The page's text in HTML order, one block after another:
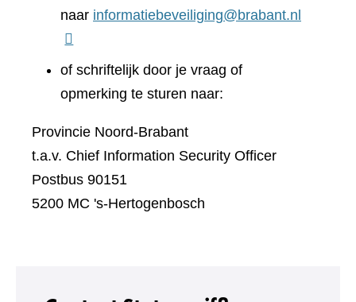
naar informatiebeveiliging@brabant.nl
of schriftelijk door je vraag of
opmerking te sturen naar:
Provincie Noord-Brabant
t.a.v. Chief Information Security Officer
Postbus 90151
5200 MC 's-Hertogenbosch